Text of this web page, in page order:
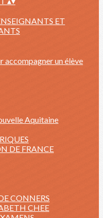
ET
accompagner un élève
Aquitaine
DE FRANCE
CONNERS
CHEE